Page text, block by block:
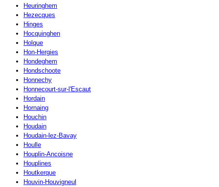
Heuringhem
Hezecques
Hinges
Hocquinghen
Holque
Hon-Hergies
Hondeghem
Hondschoote
Honnechy
Honnecourt-sur-l'Escaut
Hordain
Hornaing
Houchin
Houdain
Houdain-lez-Bavay
Houlle
Houplin-Ancoisne
Houplines
Houtkerque
Houvin-Houvigneul